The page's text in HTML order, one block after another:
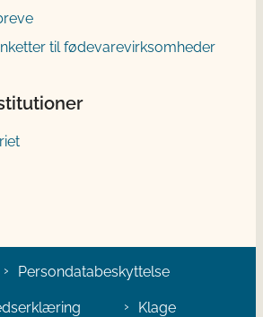
til fødevarevirksomheder
Persondatabeskyttelse
Klage